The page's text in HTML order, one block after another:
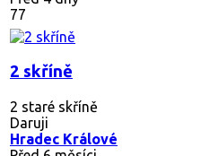
77
2 skříně
2 staré skříně
Daruji
Hradec Králové